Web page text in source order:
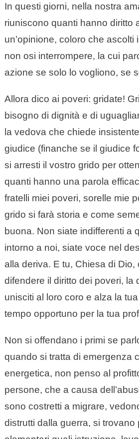
In questi giorni, nella nostra
riuniscono quanti hanno diritto
un’opinione, coloro che ascolti
non osi interrompere, la cui
azione se solo lo vogliono, se
Allora dico ai poveri: gridate!
bisogno di dignità e di
la vedova che chiede
giudice (finanche se il giudice
si arresti il vostro grido per
quanti hanno una parola
fratelli miei poveri, sorelle mie
grido si farà storia e come
buona. Non siate indifferenti a
intorno a noi, siate voce nel
alla deriva. E tu, Chiesa di Dio,
difendere il diritto dei poveri, la
unisciti al loro coro e alza la
tempo opportuno per la tua
Non si offendano i primi se
quando si tratta di emergenza
energetica, non penso al
persone, che a causa
sono costretti a migrare,
distrutti dalla guerra, si trovano